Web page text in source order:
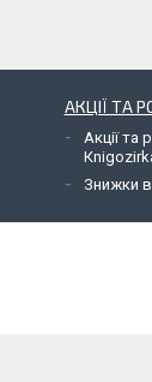
АКЦІЇ ТА
Акції та
Знижки